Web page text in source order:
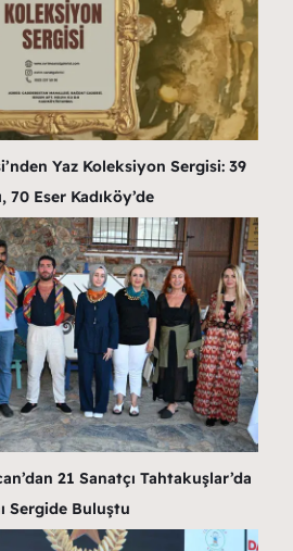
Yaz Koleksiyon Sergisi: 39
70 Eser Kadıköy’de
21 Sanatçı Tahtakuşlar’da
Sergide Buluştu